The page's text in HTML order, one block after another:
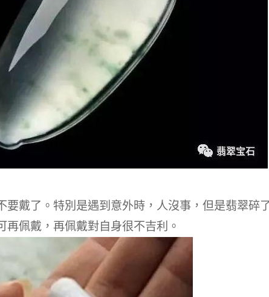
要戴了。 特別是遇到意外時，人沒事，但是翡翠碎
再佩戴，再佩戴對自身很不吉利。